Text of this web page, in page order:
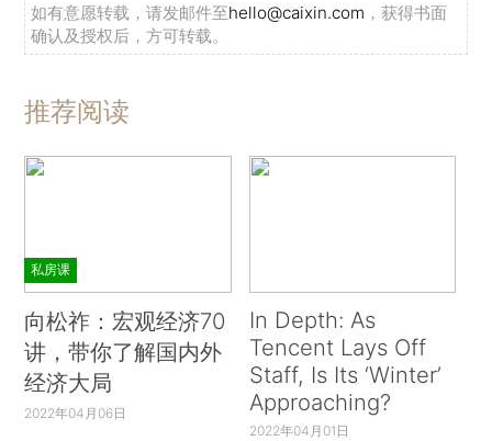
如有意愿转载，请发邮件至hello@caixin.com ，获得书面
确认及授权后，方可转载。
推荐阅读
私房课
向松祚：宏观经济70
讲，带你了解国内外
经济大局
2022年04月06日
In Depth: As
Tencent Lays Off
Staff, Is Its ‘Winter’
Approaching?
2022年04月01日